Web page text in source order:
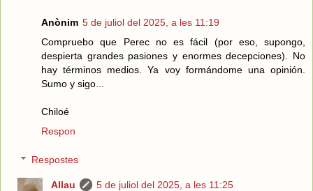
Anònim 5 de juliol del 2025, a les 11:19
Compruebo que Perec no es fácil (por eso, supongo,
despierta grandes pasiones y enormes decepciones). No
hay términos medios. Ya voy formándome una opinión.
Sumo y sigo...
Chiloé
Respon
Respostes
Allau
5 de juliol del 2025, a les 11:25